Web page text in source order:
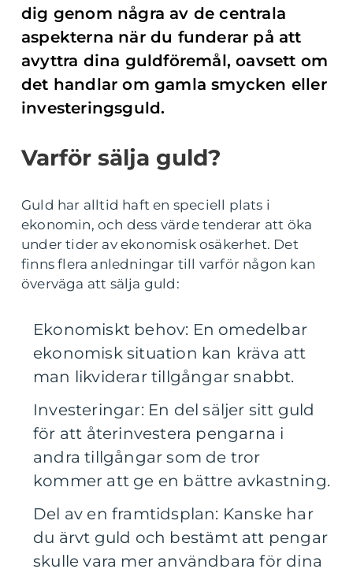
dig genom några av de centrala
aspekterna när du funderar på att
avyttra dina guldföremål, oavsett om
det handlar om gamla smycken eller
investeringsguld.
Varför sälja guld?
Guld har alltid haft en speciell plats i
ekonomin, och dess värde tenderar att öka
under tider av ekonomisk osäkerhet. Det
finns flera anledningar till varför någon kan
överväga att sälja guld:
Ekonomiskt behov: En omedelbar
ekonomisk situation kan kräva att
man likviderar tillgångar snabbt.
Investeringar: En del säljer sitt guld
för att återinvestera pengarna i
andra tillgångar som de tror
kommer att ge en bättre avkastning.
Del av en framtidsplan: Kanske har
du ärvt guld och bestämt att pengar
skulle vara mer användbara för dina